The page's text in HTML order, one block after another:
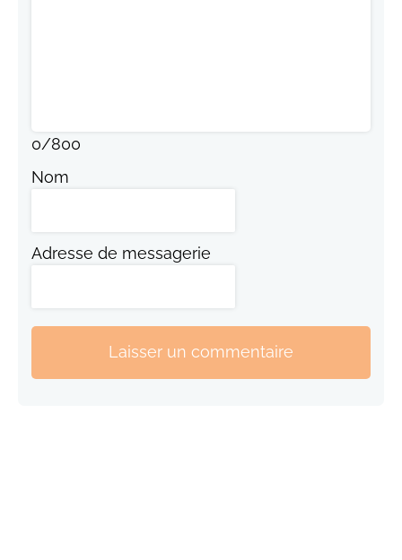
0/800
Nom
Adresse de messagerie
Laisser un commentaire